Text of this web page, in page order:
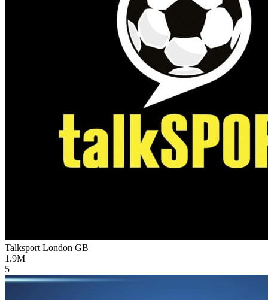
Talksport London GB
1.9M
5